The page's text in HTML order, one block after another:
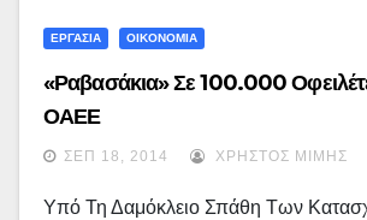
ΕΡΓΑΣΙΑ ΟΙΚΟΝΟΜΙΑ
«Ραβασάκια» Σε 100.000
ΟΑΕΕ
ΣΕΠ 18, 2014 ΧΡΉΣΤΟΣ ΜΊΜΗΣ
Υπό Τη Δαμόκλειο Σπάθη Των